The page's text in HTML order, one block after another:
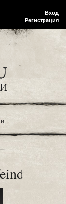
Вход
Регистрация